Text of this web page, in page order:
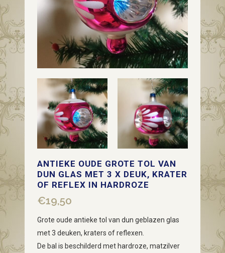
ANTIEKE OUDE GROTE TOL VAN
DUN GLAS MET 3 X DEUK, KRATER
OF REFLEX IN HARDROZE
€19,50
Grote oude antieke tol van dun geblazen glas
met 3 deuken, kraters of reflexen.
De bal is beschilderd met hardroze, matzilver